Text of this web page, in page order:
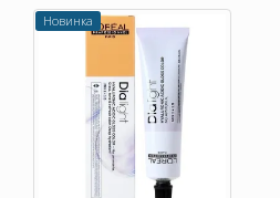
Новинка